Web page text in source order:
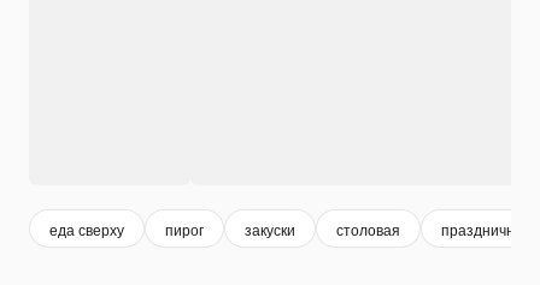
еда сверху пирог закуски столовая праздничный